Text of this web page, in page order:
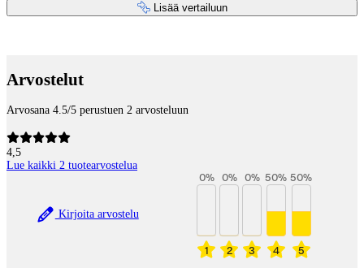
Lisää vertailuun
Arvostelut
Arvosana 4.5/5 perustuen 2 arvosteluun
4,5
Lue kaikki 2 tuotearvostelua
Kirjoita arvostelu
1
0%
2
0%
3
0%
4
50%
5
50%